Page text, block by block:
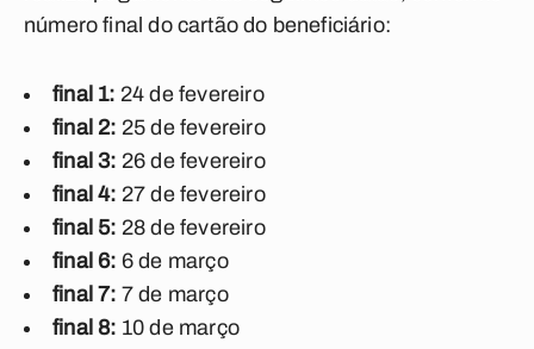
número final do cartão do beneficiário:
final 1: 24 de fevereiro
final 2: 25 de fevereiro
final 3: 26 de fevereiro
final 4: 27 de fevereiro
final 5: 28 de fevereiro
final 6: 6 de março
final 7: 7 de março
final 8: 10 de março